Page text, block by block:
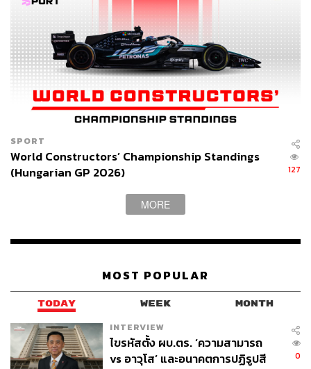
SPORT
World Constructors’ Championship Standings
(Hungarian GP 2026)
127
MORE
MOST POPULAR
TODAY WEEK MONTH
INTERVIEW
ไขรหัสตั้ง ผบ.ตร. ‘ความสามารถ
vs อาวุโส’ และอนาคตการปฏิรูปสี
0